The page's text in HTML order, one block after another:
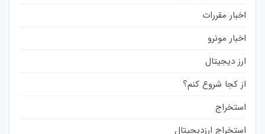
اخبار مقررات
اخبار مونرو
ارز دیجیتال
از کجا شروع کنم؟
استخراج
استخراج ارزدیجیتال